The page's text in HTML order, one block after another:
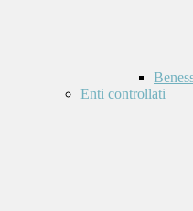
Enti controllati